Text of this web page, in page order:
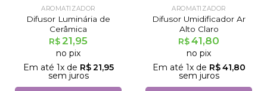
AROMATIZADOR
Difusor Luminária de
Cerâmica
R$21,95
no pix
Em até 1x de R$21,95
sem juros
AROMATIZADOR
Difusor Umidificador Ar
Alto Claro
R$41,80
no pix
Em até 1x de R$41,80
sem juros